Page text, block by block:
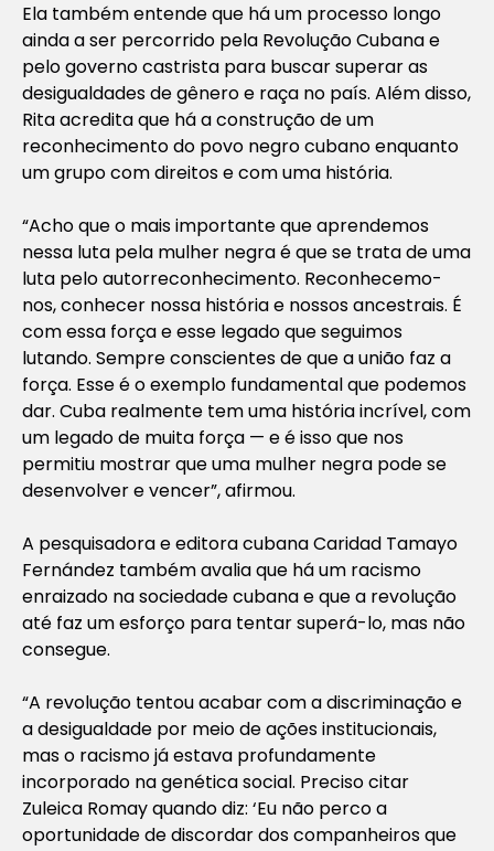
Ela também entende que há um processo longo
ainda a ser percorrido pela Revolução Cubana e
pelo governo castrista para buscar superar as
desigualdades de gênero e raça no país. Além disso,
Rita acredita que há a construção de um
reconhecimento do povo negro cubano enquanto
um grupo com direitos e com uma história.
“Acho que o mais importante que aprendemos
nessa luta pela mulher negra é que se trata de uma
luta pelo autorreconhecimento. Reconhecemo-
nos, conhecer nossa história e nossos ancestrais. É
com essa força e esse legado que seguimos
lutando. Sempre conscientes de que a união faz a
força. Esse é o exemplo fundamental que podemos
dar. Cuba realmente tem uma história incrível, com
um legado de muita força — e é isso que nos
permitiu mostrar que uma mulher negra pode se
desenvolver e vencer”, afirmou.
A pesquisadora e editora cubana Caridad Tamayo
Fernández também avalia que há um racismo
enraizado na sociedade cubana e que a revolução
até faz um esforço para tentar superá-lo, mas não
consegue.
“A revolução tentou acabar com a discriminação e
a desigualdade por meio de ações institucionais,
mas o racismo já estava profundamente
incorporado na genética social. Preciso citar
Zuleica Romay quando diz: ‘Eu não perco a
oportunidade de discordar dos companheiros que